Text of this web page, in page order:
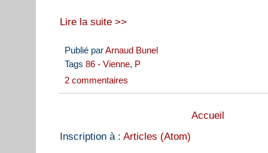
Lire la suite >>
Publié parArnaud Bunel
Tags 86 - Vienne, P
2 commentaires
Accueil
Inscription à : Articles (Atom)